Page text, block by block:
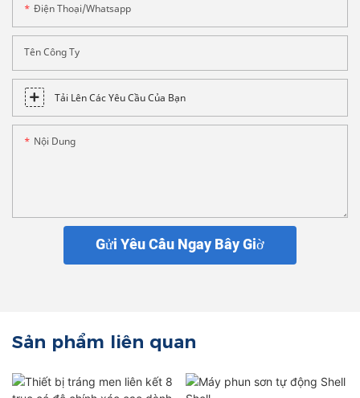
Điện Thoại/whatsapp
Tên Công Ty
Tải Lên Các Yêu Cầu Của Bạn
Nội Dung
Gửi Yêu Cầu Ngay Bây Giờ
Sản phẩm liên quan